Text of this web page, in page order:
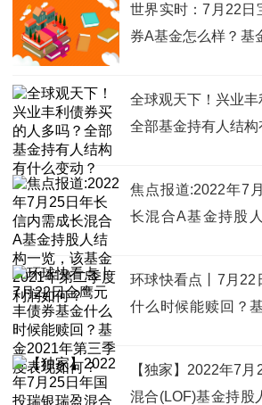
世界实时：7月22日
券A基金怎么样？基
全球观天下！兴业丰
全部基金持有人结构
焦点报道:2022年7
长混合A基金持股
环球快看点丨7月22
什么时候能赎回？
【独家】2022年7
混合(LOF)基金持股